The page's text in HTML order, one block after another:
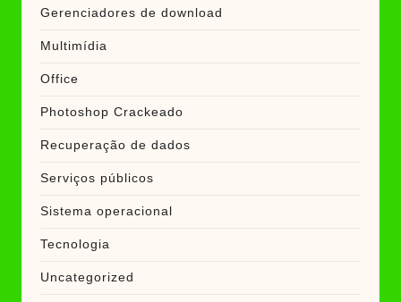
Gerenciadores de download
Multimídia
Office
Photoshop Crackeado
Recuperação de dados
Serviços públicos
Sistema operacional
Tecnologia
Uncategorized